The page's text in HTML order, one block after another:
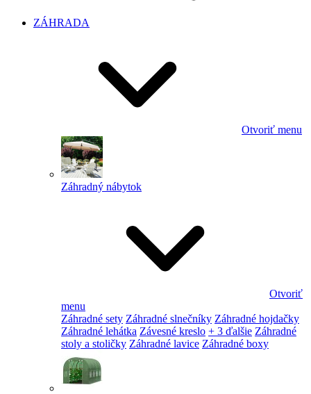
ZÁHRADA
Otvoriť menu
Záhradný nábytok
Otvoriť
menu
Záhradné sety Záhradné slnečníky Záhradné hojdačky
Záhradné lehátka Závesné kreslo + 3 ďalšie Záhradné
stoly a stoličky Záhradné lavice Záhradné boxy